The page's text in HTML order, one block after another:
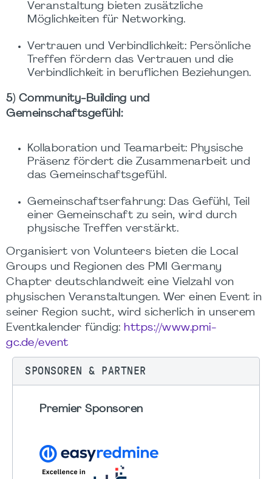
Veranstaltung bieten zusätzliche
Möglichkeiten für Networking.
Vertrauen und Verbindlichkeit: Persönliche
Treffen fördern das Vertrauen und die
Verbindlichkeit in beruflichen Beziehungen.
5) Community-Building und
Gemeinschaftsgefühl:
Kollaboration und Teamarbeit: Physische
Präsenz fördert die Zusammenarbeit und
das Gemeinschaftsgefühl.
Gemeinschaftserfahrung: Das Gefühl, Teil
einer Gemeinschaft zu sein, wird durch
physische Treffen verstärkt.
Organisiert von Volunteers bieten die Local
Groups und Regionen des PMI Germany
Chapter deutschlandweit eine Vielzahl von
physischen Veranstaltungen. Wer einen Event in
seiner Region sucht, wird sicherlich in unserem
Eventkalender fündig: https://www.pmi-
gc.de/event
SPONSOREN & PARTNER
Premier Sponsoren